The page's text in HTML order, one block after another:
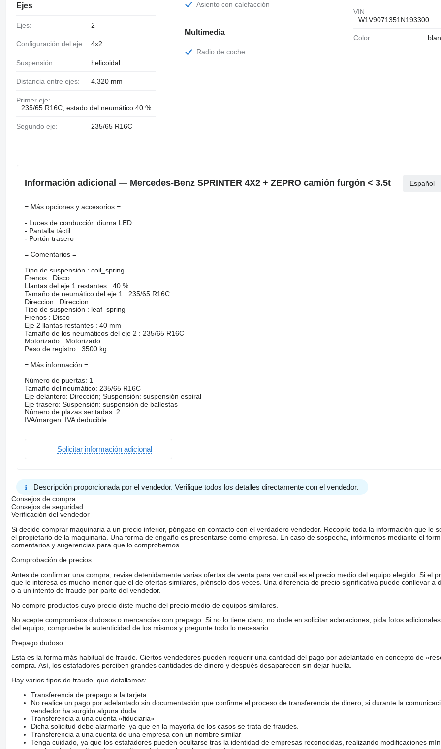
Ejes
Ejes: 2
Configuración del eje: 4x2
Suspensión: helicoidal
Distancia entre ejes: 4.320 mm
Primer eje:
235/65 R16C, estado del neumático 40 %
Segundo eje: 235/65 R16C
Asiento con calefacción
Multimedia
Radio de coche
VIN:
W1V9071351N193300
Color:
Información adicional — Mercedes-Benz SPRINTER 4X2 + ZEPRO camión furgón < 3.5t Español
= Más opciones y accesorios =
- Luces de conducción diurna LED
- Pantalla táctil
- Portón trasero
= Comentarios =
Tipo de suspensión : coil_spring
Frenos : Disco
Llantas del eje 1 restantes : 40 %
Tamaño de neumático del eje 1 : 235/65 R16C
Direccion : Direccion
Tipo de suspensión : leaf_spring
Frenos : Disco
Eje 2 llantas restantes : 40 mm
Tamaño de los neumáticos del eje 2 : 235/65 R16C
Motorizado : Motorizado
Peso de registro : 3500 kg
= Más información =
Número de puertas: 1
Tamaño del neumático: 235/65 R16C
Eje delantero: Dirección; Suspensión: suspensión espiral
Eje trasero: Suspensión: suspensión de ballestas
Número de plazas sentadas: 2
IVA/margen: IVA deducible
Solicitar información adicional
Descripción proporcionada por el vendedor. Verifique todos los detalles directamente con el vendedor.
Consejos de compra
Consejos de seguridad
Verificación del vendedor
Si decide comprar maquinaria a un precio inferior, póngase en contacto con el verdadero vendedor. Recopile toda la información que le
el propietario de la maquinaria. Una forma de engaño es presentarse como empresa. En caso de sospecha, infórmenos mediante el
comentarios y sugerencias para que lo comprobemos.
Comprobación de precios
Antes de confirmar una compra, revise detenidamente varias ofertas de venta para ver cuál es el precio medio del equipo elegido. Si el
que le interesa es mucho menor que el de ofertas similares, piénselo dos veces. Una diferencia de precio significativa puede conllevar a
o a un intento de fraude por parte del vendedor.
No compre productos cuyo precio diste mucho del precio medio de equipos similares.
No acepte compromisos dudosos o mercancías con prepago. Si no lo tiene claro, no dude en solicitar aclaraciones, pida fotos
del equipo, compruebe la autenticidad de los mismos y pregunte todo lo necesario.
Prepago dudoso
Esta es la forma más habitual de fraude. Ciertos vendedores pueden requerir una cantidad del pago por adelantado en concepto de
compra. Así, los estafadores perciben grandes cantidades de dinero y después desaparecen sin dejar huella.
Hay varios tipos de fraude, que detallamos:
Transferencia de prepago a la tarjeta
No realice un pago por adelantado sin documentación que confirme el proceso de transferencia de dinero, si durante la
vendedor ha surgido alguna duda.
Transferencia a una cuenta «fiduciaria»
Dicha solicitud debe alarmarle, ya que en la mayoría de los casos se trata de fraudes.
Transferencia a una cuenta de una empresa con un nombre similar
Tenga cuidado, ya que los estafadores pueden ocultarse tras la identidad de empresas reconocidas, realizando modificaciones